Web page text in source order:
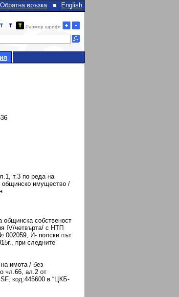
English
Обратна връзка ■
Размер шрифт
т.3 по реда на
общинско имущество /
собственост
ІV/четвърта/ с НТП
002059, И- полски път
при следните
имота / без
чл.66, ал.2 от
код:445600 в “ЦКБ-